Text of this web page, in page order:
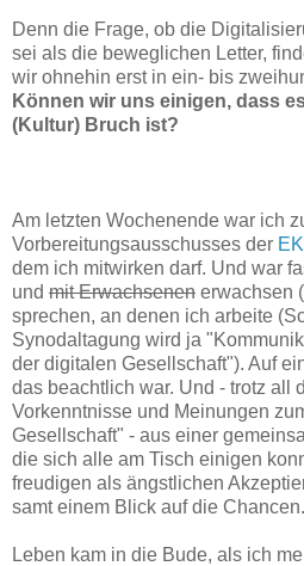
Denn die Frage, ob die
sei als die beweglichen Letter,
wir ohnehin erst in ein- bis
Können wir uns einigen, dass
(Kultur) Bruch ist?
Am letzten Wochenende war ich
Vorbereitungsausschusses der
dem ich mitwirken darf. Und war
und mit Erwachsenen erwachsen
sprechen, an denen ich arbeite
Synodaltagung wird ja
der digitalen Gesellschaft"). Auf
das beachtlich war. Und - trotz all
Vorkenntnisse und Meinungen
Gesellschaft" - aus einer
die sich alle am Tisch einigen
freudigen als ängstlichen
samt einem Blick auf die Chancen.
Leben kam in die Bude, als ich